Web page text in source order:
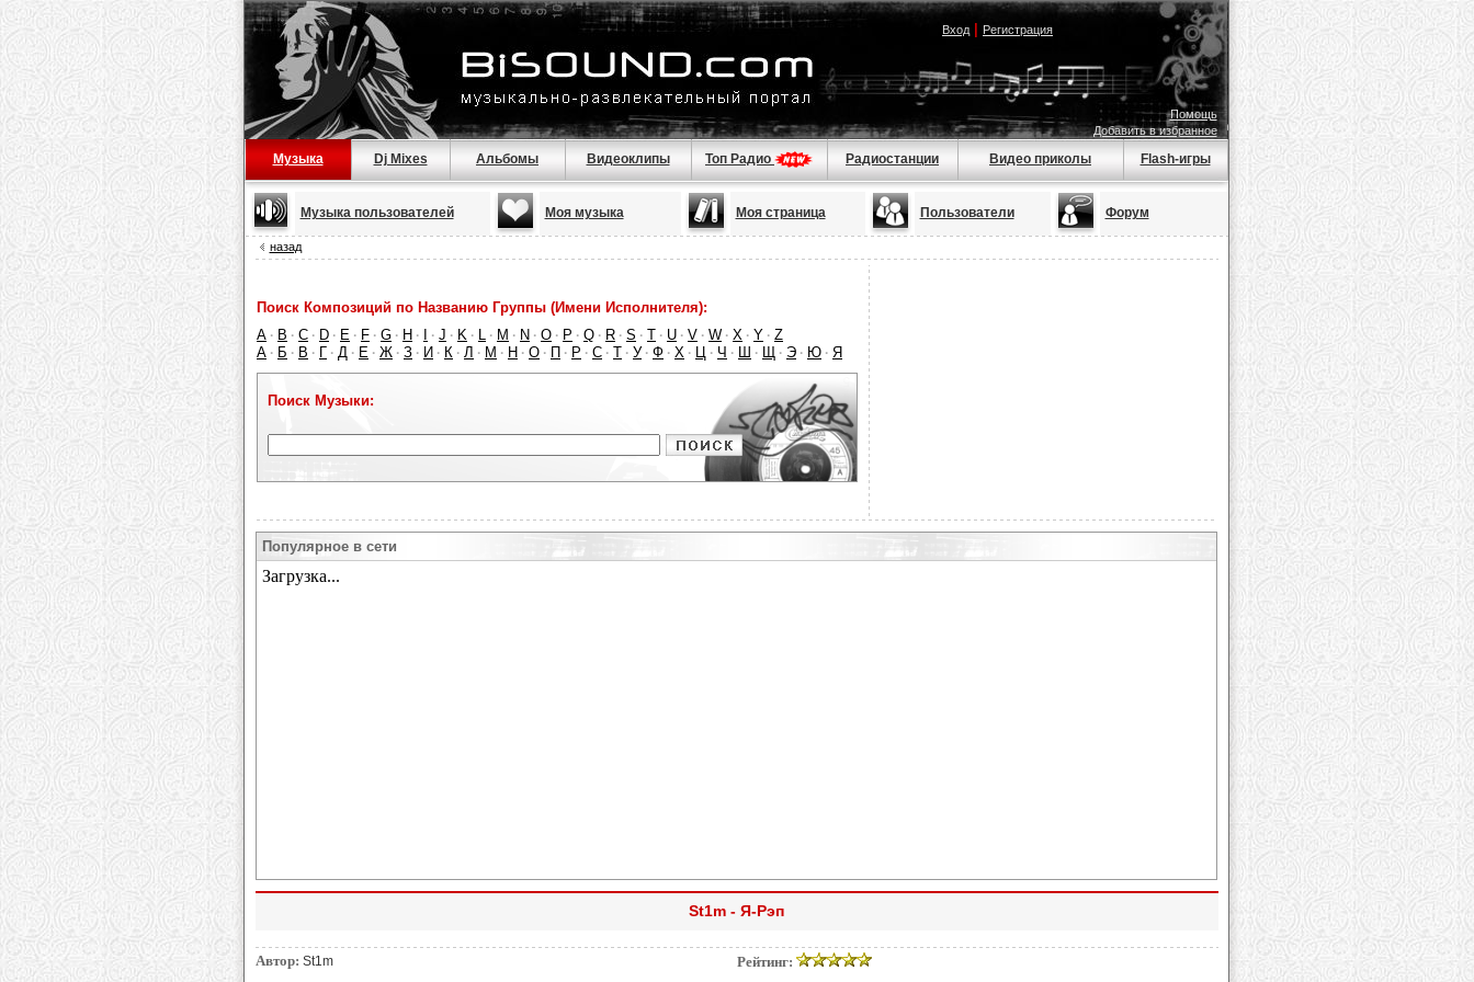
Вход| Регистрация
Помощь
Добавить в избранное
Музыка Dj Mixes Альбомы Видеоклипы Топ Радио Радиостанции Видео приколы Flash-игры
Музыка пользователей Моя музыка Моя страница Пользователи Форум
назад
Поиск Композиций по Названию Группы (Имени Исполнителя):
A · B · C · D · E · F · G · H · · J · K · L · M · N · O · P · Q · R · S · T · U · V · W · X · Y · Z
А · Б · В · Г · Д · Е · Ж · З · И · К · Л · М · Н · О · П · Р · С · Т · У · Ф · Х · Ц · Ч · Ш · Щ · Э · Ю · Я
Поиск Музыки:
Популярное в сети
St1m - Я-Рэп
Автор: St1m
Рейтинг: